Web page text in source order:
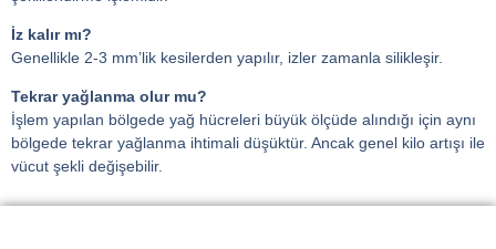
İz kalır mı?
Genellikle 2-3 mm’lik kesilerden yapılır, izler zamanla silikleşir.
Tekrar yağlanma olur mu?
İşlem yapılan bölgede yağ hücreleri büyük ölçüde alındığı için aynı
bölgede tekrar yağlanma ihtimali düşüktür. Ancak genel kilo artışı ile
vücut şekli değişebilir.